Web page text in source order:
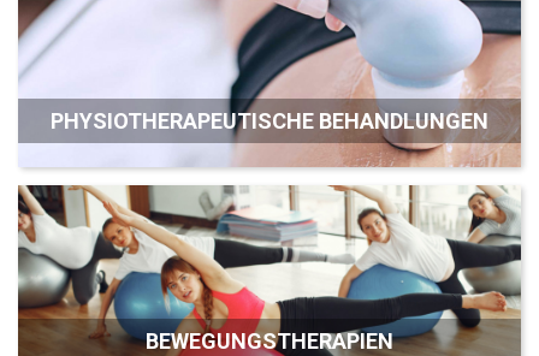
PHYSIOTHERAPEUTISCHE BEHANDLUNGEN
BEWEGUNGSTHERAPIEN